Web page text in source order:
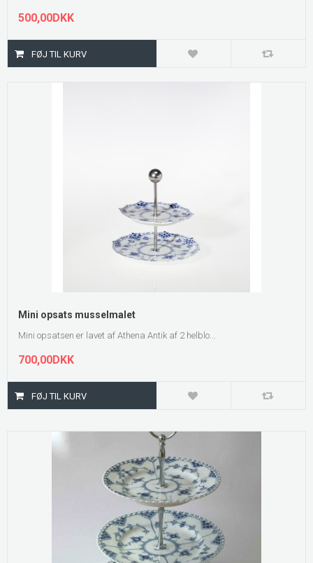
500,00DKK
Mini opsats musselmalet
Mini opsatsen er lavet af Athena Antik af 2 helblo...
700,00DKK